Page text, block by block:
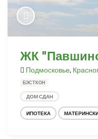
ЖК
Подмосковье,
БЭСТКОН
ДОМ СДАН
ИПОТЕКА